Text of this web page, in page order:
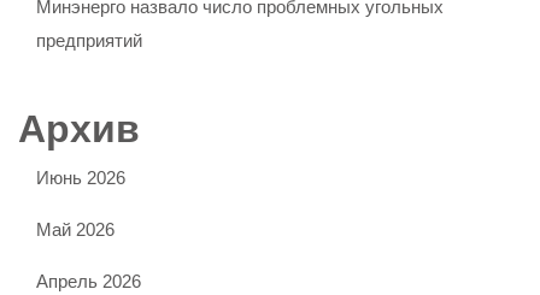
Минэнерго назвало число проблемных угольных
предприятий
Архив
Июнь 2026
Май 2026
Апрель 2026